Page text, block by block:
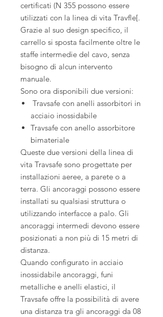
certificati (N 355 possono essere
utilizzati con la linea di vita Travfle[.
Grazie al suo design specifico, il
carrello si sposta facilmente oltre le
staffe intermedie del cavo, senza
bisogno di alcun intervento
manuale.
Sono ora disponibili due versioni:
Travsafe con anelli assorbitori in
acciaio inossidabile
Travsafe con anello assorbitore
bimateriale
Queste due versioni della linea di
vita Travsafe sono progettate per
installazioni aeree, a parete o a
terra. Gli ancoraggi possono essere
installati su qualsiasi struttura o
utilizzando interfacce a palo. Gli
ancoraggi intermedi devono essere
posizionati a non più di 15 metri di
distanza.
Quando configurato in acciaio
inossidabile ancoraggi, funi
metalliche e anelli elastici, il
Travsafe offre la possibilità di avere
una distanza tra gli ancoraggi da 08